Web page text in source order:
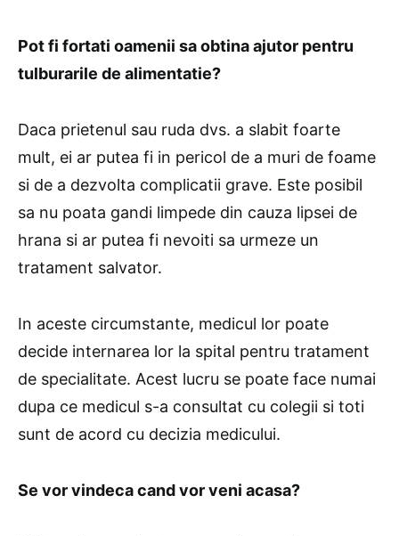
Pot fi fortati oamenii sa obtina ajutor pentru
tulburarile de alimentatie?
Daca prietenul sau ruda dvs. a slabit foarte
mult, ei ar putea fi in pericol de a muri de foame
si de a dezvolta complicatii grave. Este posibil
sa nu poata gandi limpede din cauza lipsei de
hrana si ar putea fi nevoiti sa urmeze un
tratament salvator.
In aceste circumstante, medicul lor poate
decide internarea lor la spital pentru tratament
de specialitate. Acest lucru se poate face numai
dupa ce medicul s-a consultat cu colegii si toti
sunt de acord cu decizia medicului.
Se vor vindeca cand vor veni acasa?